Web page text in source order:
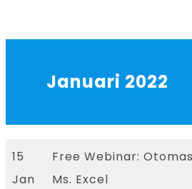
Januari 2022
15
Jan
Free Webinar:
Ms. Excel